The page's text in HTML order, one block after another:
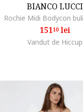
BIANCO LUCCI
15110lei
Vandut de Hiccup